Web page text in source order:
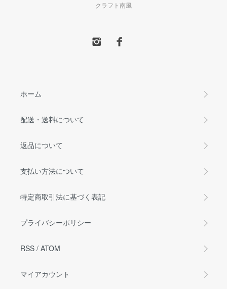
クラフト南風
ホーム
配送・送料について
返品について
支払い方法について
特定商取引法に基づく表記
プライバシーポリシー
RSS / ATOM
マイアカウント